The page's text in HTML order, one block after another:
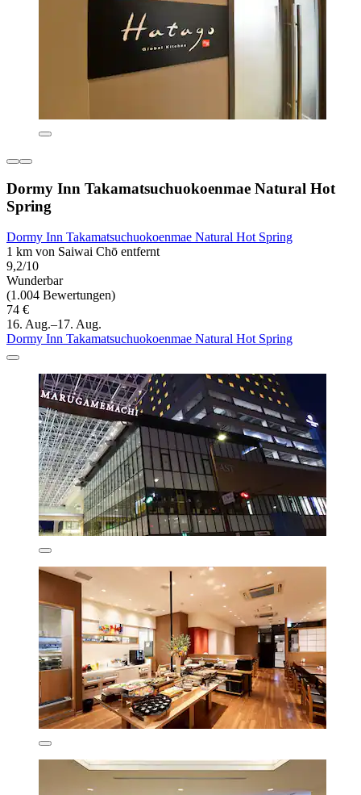
Dormy Inn Takamatsuchuokoenmae Natural Hot
Spring
Dormy Inn Takamatsuchuokoenmae Natural Hot Spring
1 km von Saiwai Chō entfernt
9,2/10
Wunderbar
(1.004 Bewertungen)
74 €
16. Aug.–17. Aug.
Dormy Inn Takamatsuchuokoenmae Natural Hot Spring